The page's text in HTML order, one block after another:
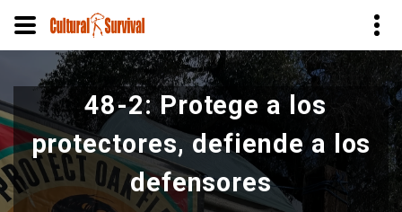
al
contenido
principal
48-2: Protege a los
protectores, defiende a los
defensores